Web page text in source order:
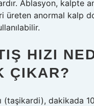
Ablasyon, kalpte
üreten anormal kalp
HIZI
ÇIKAR?
(taşikardi), dakikada